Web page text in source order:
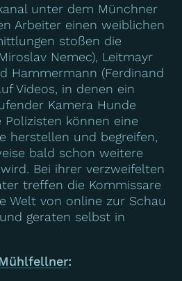
unter dem Münchner
Arbeiter einen weiblichen
stoßen die
Nemec), Leitmayr
Hammermann (Ferdinand
Videos, in denen ein
Kamera Hunde
können eine
herstellen und begreifen,
bald schon weitere
Bei ihrer verzweifelten
treffen die Kommissare
Welt von online zur Schau
geraten selbst in
: